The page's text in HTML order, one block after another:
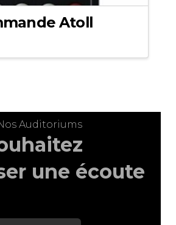
Atoll
Auditoriums
une écoute